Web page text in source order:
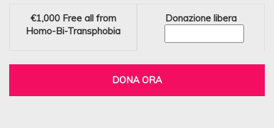
€1,000 Free all from
Homo-Bi-Transphobia
Donazione libera
DONA ORA